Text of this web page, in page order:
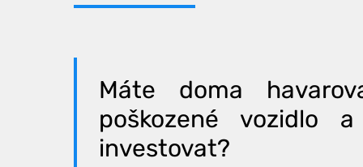
Máte doma
poškozené vozidlo
investovat?